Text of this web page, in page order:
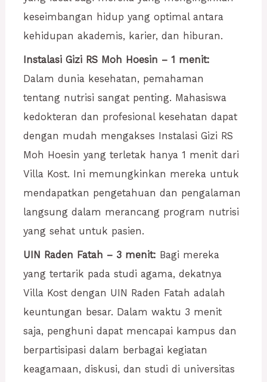
keseimbangan hidup yang optimal antara
kehidupan akademis, karier, dan hiburan.
Instalasi Gizi RS Moh Hoesin – 1 menit:
Dalam dunia kesehatan, pemahaman
tentang nutrisi sangat penting. Mahasiswa
kedokteran dan profesional kesehatan dapat
dengan mudah mengakses Instalasi Gizi RS
Moh Hoesin yang terletak hanya 1 menit dari
Villa Kost. Ini memungkinkan mereka untuk
mendapatkan pengetahuan dan pengalaman
langsung dalam merancang program nutrisi
yang sehat untuk pasien.
UIN Raden Fatah – 3 menit: Bagi mereka
yang tertarik pada studi agama, dekatnya
Villa Kost dengan UIN Raden Fatah adalah
keuntungan besar. Dalam waktu 3 menit
saja, penghuni dapat mencapai kampus dan
berpartisipasi dalam berbagai kegiatan
keagamaan, diskusi, dan studi di universitas